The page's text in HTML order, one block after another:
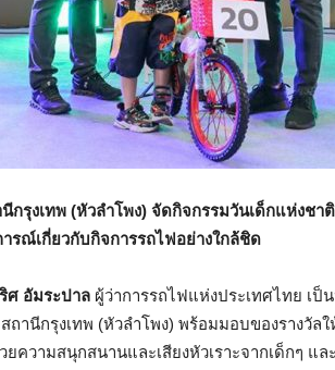
กรุงเทพ (หัวลำโพง) จัดกิจกรรมวันเด็กแห่งชา
รณ์เกี่ยวกับกิจการรถไฟอย่างใกล้ชิด
ศ อัมระปาล ผู้ว่าการรถไฟแห่งประเทศไทย เป็
านีกรุงเทพ (หัวลำโพง) พร้อมมอบของรางวัล
ความสนุกสนานและเสียงหัวเราะจากเด็กๆ แ